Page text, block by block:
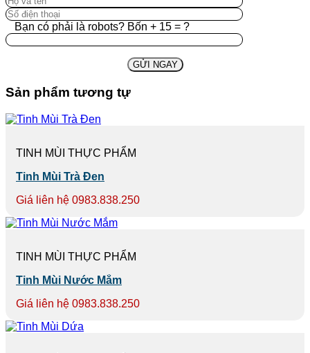
Bạn có phải là robots? Bốn + 15 = ?
Sản phẩm tương tự
TINH MÙI THỰC PHẨM
Tinh Mùi Trà Đen
Giá liên hệ 0983.838.250
TINH MÙI THỰC PHẨM
Tinh Mùi Nước Mắm
Giá liên hệ 0983.838.250